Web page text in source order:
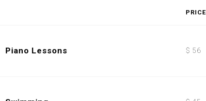
PRICE
Piano Lessons $ 56